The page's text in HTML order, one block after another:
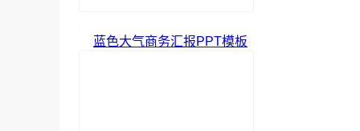
蓝色大气商务汇报PPT模板